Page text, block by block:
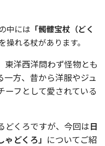
中には 「髑髏宝杖（どく
操れる杖があります。
東洋西洋問わず怪物とも
方、昔から洋服やジュ
ーフとして愛されている
どくろですが、今回は日
どくろ」 についてご紹